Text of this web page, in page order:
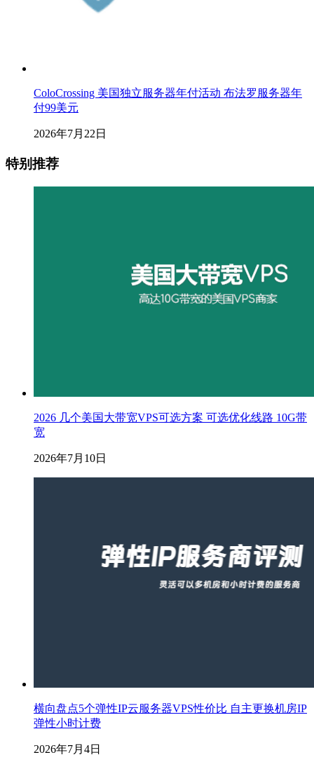
ColoCrossing 美国独立服务器年付活动 布法罗服务器年
付99美元
2026年7月22日
特别推荐
2026 几个美国大带宽VPS可选方案 可选优化线路 10G带
宽
2026年7月10日
横向盘点5个弹性IP云服务器VPS性价比 自主更换机房IP
弹性小时计费
2026年7月4日